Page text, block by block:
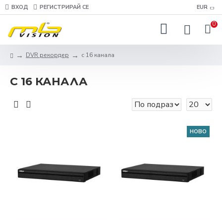
ВХОД РЕГИСТРИРАЙ СЕ EUR
0
DVR рекордер с 16 канала
С 16 КАНАЛА
НОВО